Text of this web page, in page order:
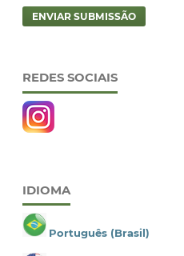
ENVIAR SUBMISSÃO
REDES SOCIAIS
IDIOMA
Português (Brasil)